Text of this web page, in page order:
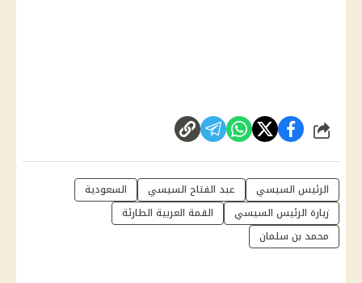
شارك
الرئيس السيسي عبد الفتاح السيسي
السعودية
زيارة الرئيس السيسي
القمة العربية الطارئة
محمد بن سلمان